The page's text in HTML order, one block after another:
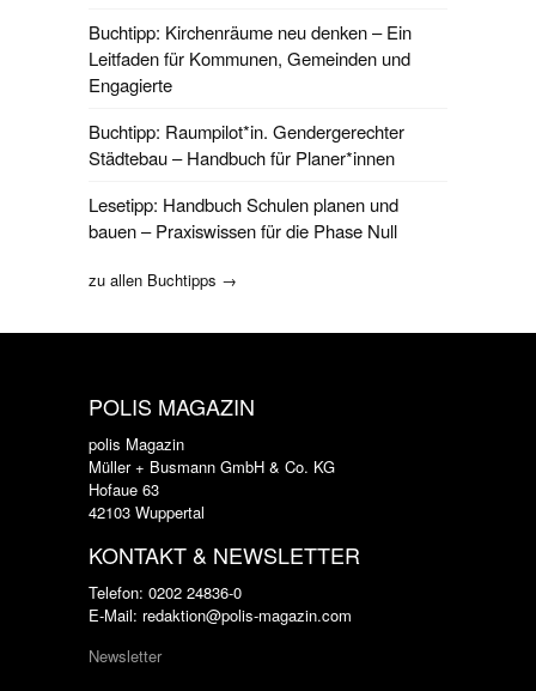
Buchtipp: Kirchenräume neu denken – Ein
Leitfaden für Kommunen, Gemeinden und
Engagierte
Buchtipp: Raumpilot*in. Gendergerechter
Städtebau – Handbuch für Planer*innen
Lesetipp: Handbuch Schulen planen und
bauen – Praxiswissen für die Phase Null
zu allen Buchtipps →
POLIS MAGAZIN
polis Magazin
Müller + Busmann GmbH & Co. KG
Hofaue 63
42103 Wuppertal
KONTAKT & NEWSLETTER
Telefon: 0202 24836-0
E-Mail: redaktion@polis-magazin.com
Newsletter